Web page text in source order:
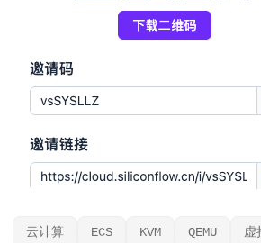
云计算 ECS KVM QEMU 虚